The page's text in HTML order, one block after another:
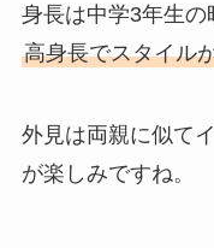
身長は中学3年生の
高身長でスタイル
外見は両親に似て
が楽しみですね。